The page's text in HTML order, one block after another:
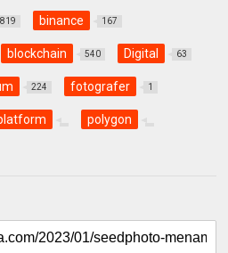
819 binance 167
blockchain 540 Digital 63
224 fotografer 1
polygon